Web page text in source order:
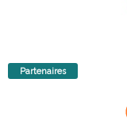
Partenaires